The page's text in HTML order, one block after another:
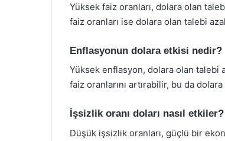
Yüksek faiz oranları, dolara olan
faiz oranları ise dolara olan talebi
Enflasyonun dolara etkisi nedir?
Yüksek enflasyon, dolara olan talebi
faiz oranlarını artırabilir, bu da
İşsizlik oranı doları nasıl etkiler?
Düşük işsizlik oranları, güçlü bir